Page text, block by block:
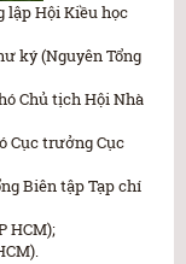
lập Hội Kiều học
ký (Nguyên Tổng
Chủ tịch Hội Nhà
Cục trưởng Cục
Biên tập Tạp chí
HCM);